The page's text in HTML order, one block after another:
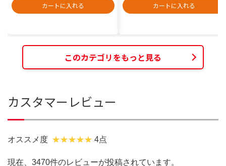
カートに入れる
カートに入れる
このカテゴリをもっと見る
カスタマーレビュー
オススメ度 4点
現在、3470件のレビューが投稿されています。